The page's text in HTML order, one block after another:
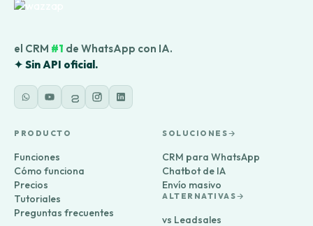
el CRM #1 de WhatsApp con IA.
✦ Sin API oficial.
PRODUCTO
Funciones
Cómo funciona
Precios
Tutoriales
Preguntas frecuentes
SOLUCIONES
CRM para WhatsApp
Chatbot de IA
Envío masivo
ALTERNATIVAS
vs Leadsales